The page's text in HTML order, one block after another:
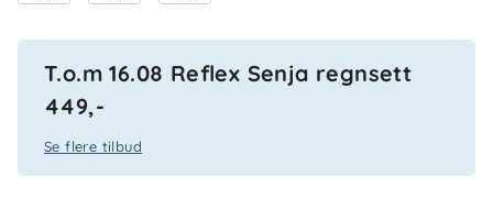
T.o.m 16.08 Reflex Senja regnsett
449,-
Se flere tilbud
Cilje Bekreftet kjøper